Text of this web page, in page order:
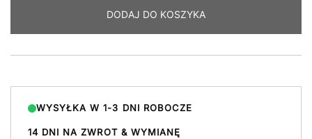
X
HALF
GODS
HOODIE
DODAJ DO KOSZYKA
WYSYŁKA W 1-3 DNI ROBOCZE
14 DNI NA ZWROT & WYMIANĘ